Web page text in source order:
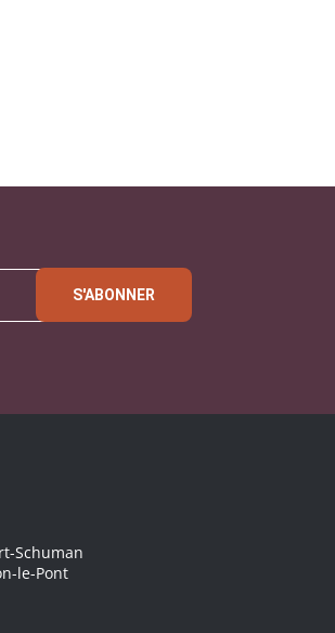
S'ABONNER
Schuman
le-Pont